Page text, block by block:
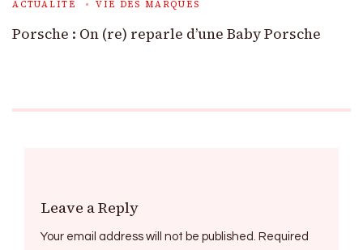
ACTUALITÉ VIE DES MARQUES
Porsche : On (re) reparle d’une Baby Porsche
Leave a Reply
Your email address will not be published. Required